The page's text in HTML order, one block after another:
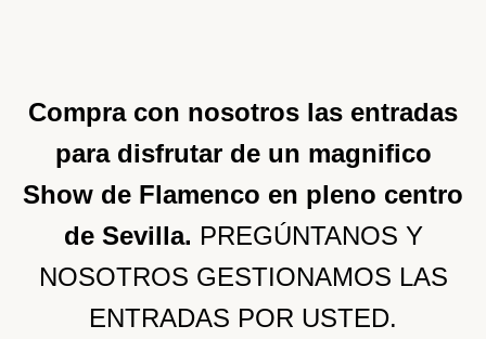
Compra con nosotros las entradas
para disfrutar de un magnifico
Show de Flamenco en pleno centro
de Sevilla. PREGÚNTANOS Y
NOSOTROS GESTIONAMOS LAS
ENTRADAS POR USTED.